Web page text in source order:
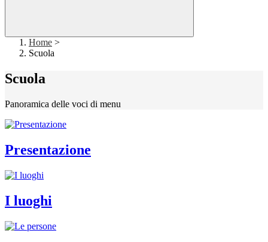
Home >
Scuola
Scuola
Panoramica delle voci di menu
Presentazione
I luoghi